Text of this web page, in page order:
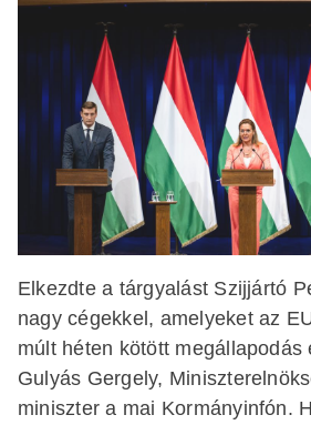
Elkezdte a tárgyalást Szijjártó
nagy cégekkel, amelyeket az
múlt héten kötött megállapodás
Gulyás Gergely,
miniszter a mai Kormányinfón.